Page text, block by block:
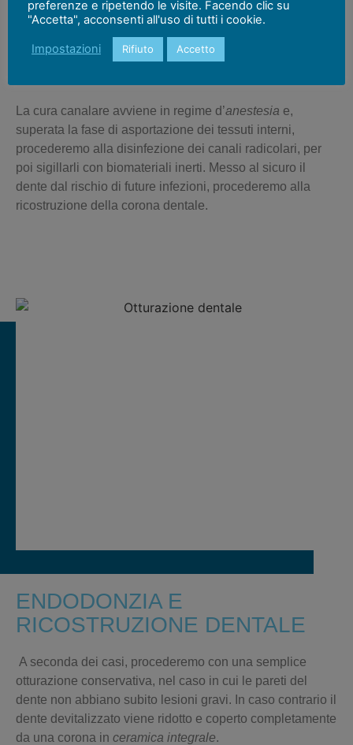
consente una visuale chiara deicanali radicolarie di
rimuovere con la massima precisione ogni traccia di
tessuto. Grazie a questo strumento, si azzera del tutto il
rischio di ripetere la procedura (ritrattamento canalare
La cura canalare avviene in regime d’anestesia e,
superata la fase di asportazione dei tessuti interni,
procederemo alla disinfezione dei canali radicolari, per
poi sigillarli con biomateriali inerti. Messo al sicuro il
dente dal rischio di future infezioni, procederemo alla
ricostruzione della corona dentale.
ENDODONZIA E
RICOSTRUZIONE DENTALE
A seconda dei casi, procederemo con una semplice
otturazione conservativa, nel caso in cui le pareti del
dente non abbiano subito lesioni gravi. In caso contrario il
dente devitalizzato viene ridotto e coperto completamente
da una corona in ceramica integrale.
preferenze e ripetendo le visite. Facendo clic su
"Accetta", acconsenti all'uso di tutti i cookie.
Impostazioni Rifiuto Accetto